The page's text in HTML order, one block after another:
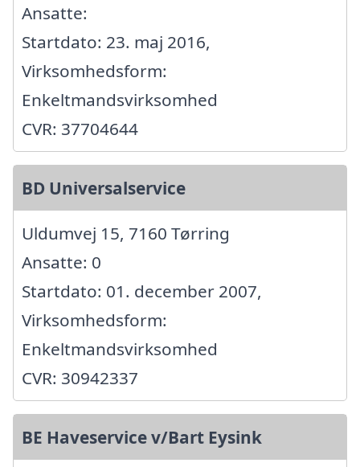
Ansatte:
Startdato: 23. maj 2016,
Virksomhedsform:
Enkeltmandsvirksomhed
CVR: 37704644
BD Universalservice
Uldumvej 15, 7160 Tørring
Ansatte: 0
Startdato: 01. december 2007,
Virksomhedsform:
Enkeltmandsvirksomhed
CVR: 30942337
BE Haveservice v/Bart Eysink